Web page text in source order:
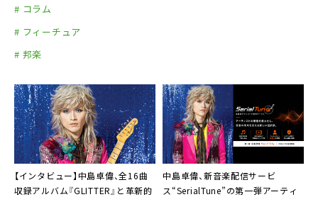
# コラム
# フィーチュア
# 邦楽
【インタビュー】中島卓偉、全16曲
収録アルバム『GLITTER』と革新的
中島卓偉、新音楽配信サービ
ス“SerialTune”の第一弾アーティ